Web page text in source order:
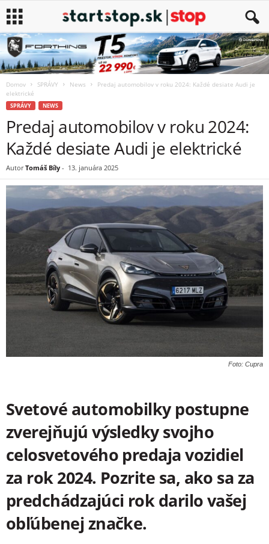
Domov SPRÁVY News
Predaj automobilov v roku 2024: Každé desiate Audi je
elektrické
SPRÁVY NEWS
Predaj automobilov v roku 2024:
Každé desiate Audi je elektrické
Autor Tomáš Bíly - 13. januára 2025
Foto: Cupra
Svetové automobilky postupne
zverejňujú výsledky svojho
celosvetového predaja vozidiel
za rok 2024. Pozrite sa, ako sa za
predchádzajúci rok darilo vašej
obľúbenej značke.